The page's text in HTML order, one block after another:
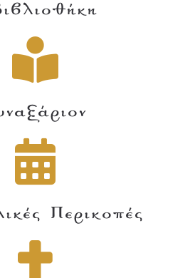
Περικοπές